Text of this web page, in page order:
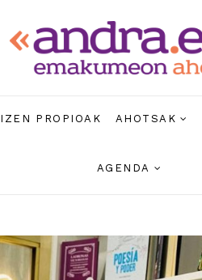
IZEN PROPIOAK AHOTSAK
AGENDA